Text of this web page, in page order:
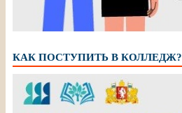
КАК ПОСТУПИТЬ В КОЛЛЕДЖ?